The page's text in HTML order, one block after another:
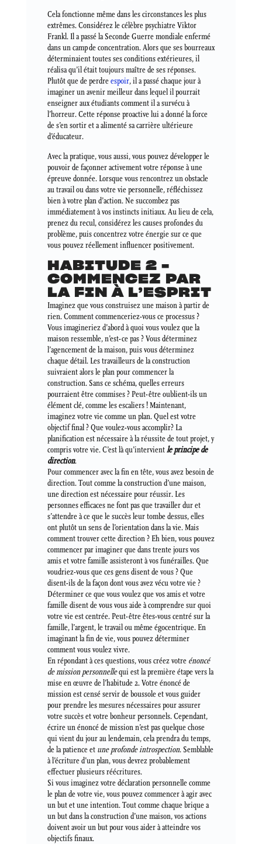
Cela fonctionne même dans les circonstances les plus
extrêmes. Considérez le célèbre psychiatre Viktor
Frankl. Il a passé la Seconde Guerre mondiale enfermé
dans un camp de concentration. Alors que ses bourreaux
déterminaient toutes ses conditions extérieures, il
réalisa qu’il était toujours maître de ses réponses.
Plutôt que de perdreespoir, il a passé chaque jour à
imaginer un avenir meilleur dans lequel il pourrait
enseigner aux étudiants comment il a survécu à
l’horreur. Cette réponse proactive lui a donné la force
de s’en sortir et a alimenté sa carrière ultérieure
d’éducateur.
Avec la pratique, vous aussi, vous pouvez développer le
pouvoir de façonner activement votre réponse à une
épreuve donnée. Lorsque vous rencontrez un obstacle
au travail ou dans votre vie personnelle, réfléchissez
bien à votre plan d’action. Ne succombez pas
immédiatement à vos instincts initiaux. Au lieu de cela,
prenez du recul, considérez les causes profondes du
problème, puis concentrez votre énergie sur ce que
vous pouvez réellement influencer positivement.
HABITUDE 2 –
COMMENCEZ PAR
LA FIN À L’ESPRIT
Imaginez que vous construisez une maison à partir de
rien. Comment commenceriez-vous ce processus ?
Vous imagineriez d’abord à quoi vous voulez que la
maison ressemble, n’est-ce pas ? Vous déterminez
l’agencement de la maison, puis vous déterminez
chaque détail. Les travailleurs de la construction
suivraient alors le plan pour commencer la
construction. Sans ce schéma, quelles erreurs
pourraient être commises ? Peut-être oublient-ils un
élément clé, comme les escaliers ! Maintenant,
imaginez votre vie comme un plan. Quel est votre
objectif final ? Que voulez-vous accomplir? La
planification est nécessaire à la réussite de tout projet, y
compris votre vie. C’est là qu’intervientle principe de
direction.
Pour commencer avec la fin en tête, vous avez besoin de
direction. Tout comme la construction d’une maison,
une direction est nécessaire pour réussir. Les
personnes efficaces ne font pas que travailler dur et
s’attendre à ce que le succès leur tombe dessus, elles
ont plutôt un sens de l’orientation dans la vie. Mais
comment trouver cette direction ? Eh bien, vous pouvez
commencer par imaginer que dans trente jours vos
amis et votre famille assisteront à vos funérailles. Que
voudriez-vous que ces gens disent de vous ? Que
disent-ils de la façon dont vous avez vécu votre vie ?
Déterminer ce que vous voulez que vos amis et votre
famille disent de vous vous aide à comprendre sur quoi
votre vie est centrée. Peut-être êtes-vous centré sur la
famille, l’argent, le travail ou même égocentrique. En
imaginant la fin de vie, vous pouvez déterminer
comment vous voulez vivre.
En répondant à ces questions, vous créez votre énoncé
de mission personnellequi est la première étape vers la
mise en œuvre de l’habitude 2. Votre énoncé de
mission est censé servir de boussole et vous guider
pour prendre les mesures nécessaires pour assurer
votre succès et votre bonheur personnels. Cependant,
écrire un énoncé de mission n’est pas quelque chose
qui vient du jour au lendemain, cela prendra du temps,
de la patience et une profonde introspection. Semblable
à l’écriture d’un plan, vous devrez probablement
effectuer plusieurs réécritures.
Si vous imaginez votre déclaration personnelle comme
le plan de votre vie, vous pouvez commencer à agir avec
un but et une intention. Tout comme chaque brique a
un but dans la construction d’une maison, vos actions
doivent avoir un but pour vous aider à atteindre vos
objectifs finaux.